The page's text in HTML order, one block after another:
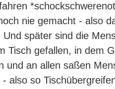
nie gemacht - also
später sind die
Tisch gefallen, in dem
und an allen saßen
also so